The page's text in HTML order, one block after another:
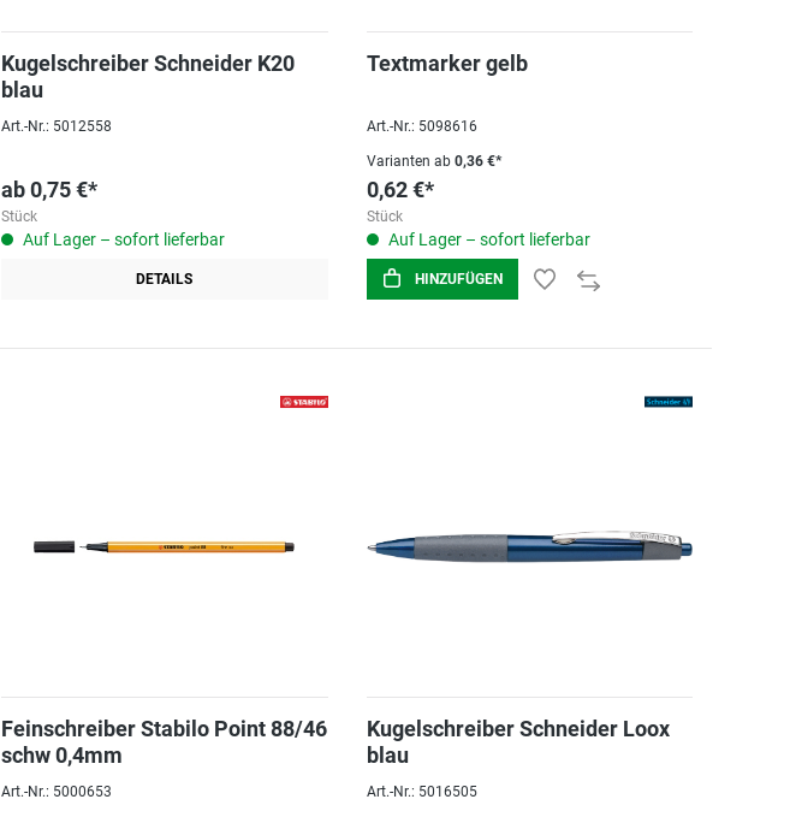
Kugelschreiber Schneider K20
blau
Art.-Nr.: 5012558
ab0,75 €*
Stück
Auf Lager – sofort lieferbar
DETAILS
Textmarker gelb
Art.-Nr.: 5098616
Varianten ab0,36 €*
0,62 €*
Stück
Auf Lager – sofort lieferbar
HINZUFÜGEN
Feinschreiber Stabilo Point 88/46
schw 0,4mm
Art.-Nr.: 5000653
Kugelschreiber Schneider Loox
blau
Art.-Nr.: 5016505